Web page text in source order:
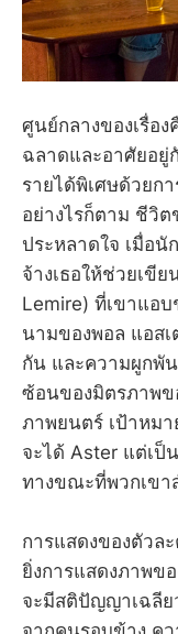
ศูนย์กลางของเรื่อ
ฉลาดและอาศัยอยู่
รายได้พิเศษด้วยก
อย่างไรก็ตาม ชีวิ
ประหลาดใจ เมื่อนั
จ้างเธอให้ช่วยเขี
Lemire) ที่เขาแอบ
นามของพอล แอสเ
กัน และความผูกพั
ซ้อนของมิตรภาพข
ภาพยนตร์ เป้าหมา
จะได้ Aster แต่เป็
ทางขณะที่พวกเข
การแสดงของตัวล
ยิ่งการแสดงภาพข
จะมีสติปัญญาเฉลี